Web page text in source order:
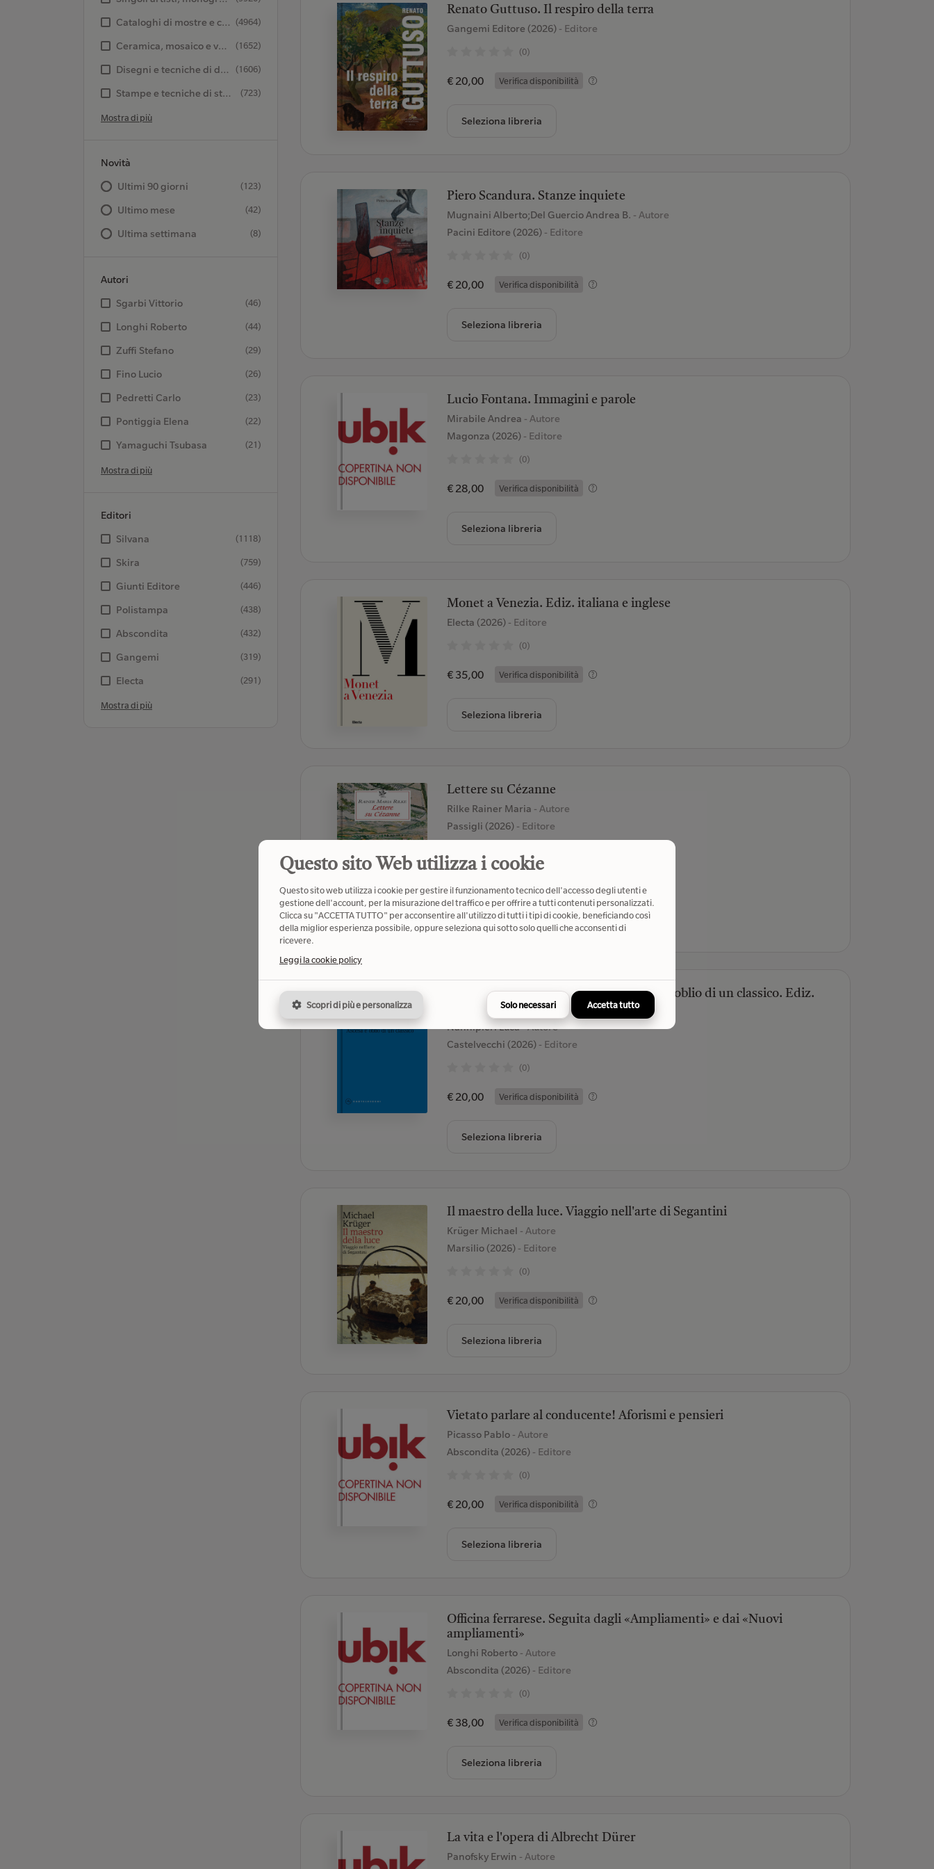
Cataloghi di mostre e collezioni (4964)
Ceramica, mosaico e vetro (1652)
Disegni e tecniche di disegno (1606)
Stampe e tecniche di stampa (723)
Mostra di più
Novità
Ultimi 90 giorni
(123)
Ultimo mese (42)
Ultima settimana (8)
Autori
Sgarbi Vittorio
(46)
Longhi Roberto (44)
Zuffi Stefano (29)
Fino Lucio (26)
Pedretti Carlo (23)
Pontiggia Elena (22)
Yamaguchi Tsubasa (21)
Mostra di più
Editori
Silvana
(1118)
Skira (759)
Giunti Editore (446)
Polistampa (438)
Abscondita (432)
Gangemi (319)
Electa (291)
Mostra di più
Renato Guttuso. Il respiro della terra
Gangemi Editore (2026)- Editore
(0)
€ 20,00 Verifica disponibilità
Seleziona libreria
Piero Scandura. Stanze inquiete
Mugnaini Alberto;Del Guercio Andrea B. - Autore
Pacini Editore (2026)- Editore
(0)
€ 20,00 Verifica disponibilità
Seleziona libreria
Lucio Fontana. Immagini e parole
Mirabile Andrea - Autore
Magonza (2026)- Editore
(0)
€ 28,00 Verifica disponibilità
Seleziona libreria
Monet a Venezia. Ediz. italiana e inglese
Electa (2026)- Editore
(0)
€ 35,00 Verifica disponibilità
Seleziona libreria
Lettere su Cézanne
Rilke Rainer Maria - Autore
Passigli (2026)- Editore
Seleziona libreria
La «Guernica» di Pablo Picasso. Ascesa e oblio di un classico. Ediz.
Nannipieri Luca- Autore
Castelvecchi (2026)- Editore
(0)
€ 20,00 Verifica disponibilità
Seleziona libreria
Il maestro della luce. Viaggio nell'arte di Segantini
Krüger Michael - Autore
Marsilio (2026)- Editore
(0)
€ 20,00 Verifica disponibilità
Seleziona libreria
Vietato parlare al conducente! Aforismi e pensieri
Picasso Pablo - Autore
Abscondita (2026)- Editore
(0)
€ 20,00 Verifica disponibilità
Seleziona libreria
Officina ferrarese. Seguita dagli «Ampliamenti» e dai «Nuovi
ampliamenti»
Longhi Roberto - Autore
Abscondita (2026)- Editore
(0)
€ 38,00 Verifica disponibilità
Seleziona libreria
La vita e l'opera di Albrecht Dürer
Panofsky Erwin - Autore
Questo sito Web utilizza i cookie
Questo sito web utilizza i cookie per gestire il funzionamento tecnico dell'accesso degli utenti e
gestione dell'account, per la misurazione del traffico e per offrire a tutti contenuti personalizzati.
Clicca su "ACCETTA TUTTO" per acconsentire all'utilizzo di tutti i tipi di cookie, beneficiando così
della miglior esperienza possibile, oppure seleziona qui sotto solo quelli che acconsenti di
ricevere.
Leggi la cookie policy
Scopri di più e personalizza Solo necessari Accetta tutto